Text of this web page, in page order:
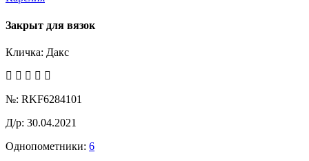
Закрыт для вязок
Кличка: Дакс
№: RKF6284101
Д/р: 30.04.2021
Однопометники: 6